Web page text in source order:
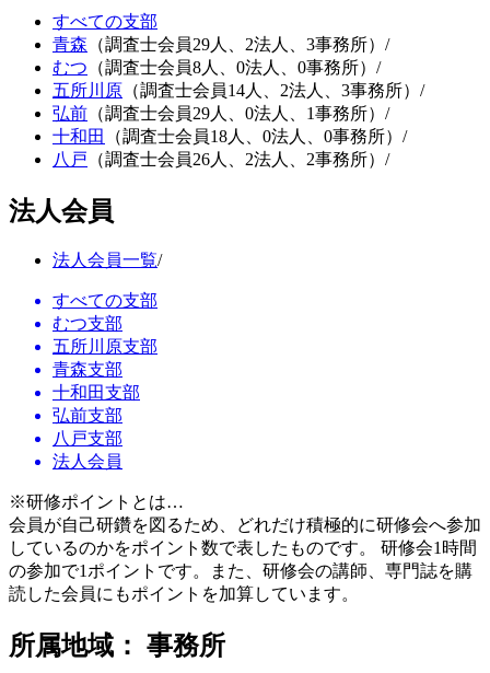
すべての支部
青森 （調査士会員29人、2法人、3事務所） /
むつ （調査士会員8人、0法人、0事務所） /
五所川原 （調査士会員14人、2法人、3事務所） /
弘前 （調査士会員29人、0法人、1事務所） /
十和田
（調査士会員18人、0法人、0事務所） /
八戸 （調査士会員26人、2法人、2事務所） /
法人会員
法人会員一覧/
すべての支部
むつ支部
五所川原支部
青森支部
十和田支部
弘前支部
八戸支部
法人会員
※研修ポイントとは…
会員が自己研鑽を図るため、どれだけ積極的に研修会へ参加
しているのかをポイント数で表したものです。 研修会1時間
の参加で1ポイントです。また、研修会の講師、専門誌を購
読した会員にもポイントを加算しています。
所属地域： 事務所